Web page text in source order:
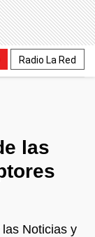
Radio La Red
las
Noticias y